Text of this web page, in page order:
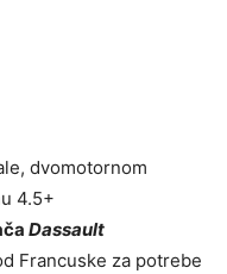
dvomotornom
4.5+
Dassault
Francuske za potrebe